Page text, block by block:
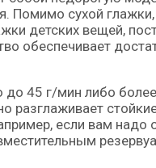
Помимо сухой
детских вещей,
обеспечивает
45 г/мин либо
разглаживает
если вам